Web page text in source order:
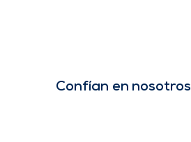
Confían en nosotros